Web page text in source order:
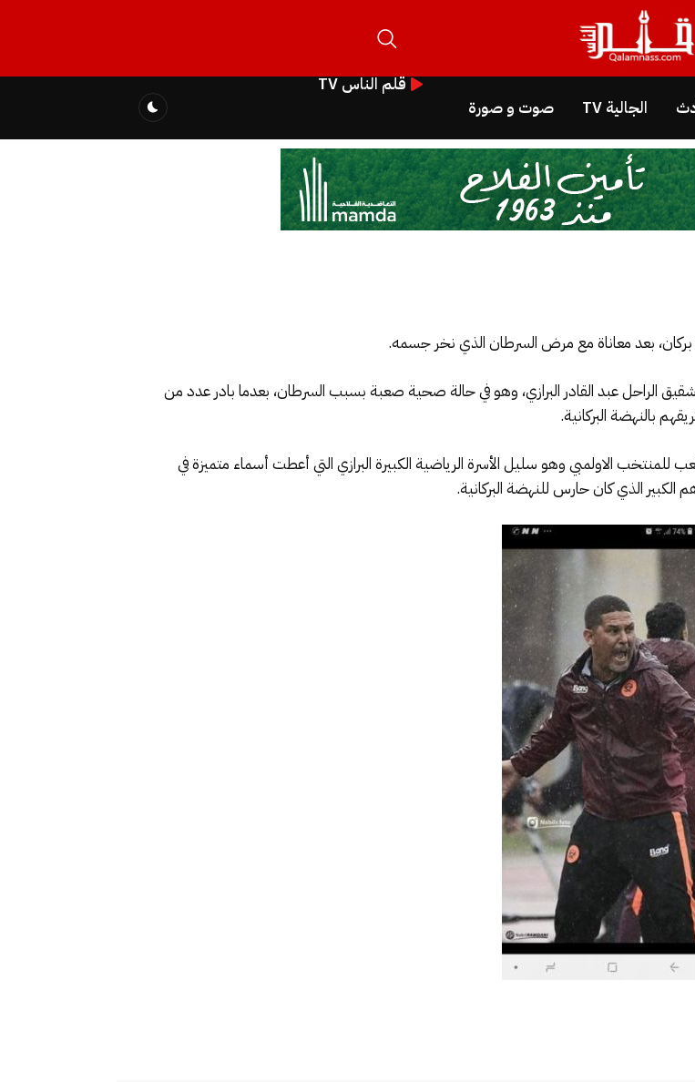
الجالية TV صوت و صورة
قلم الناس TV
بركان، بعد معاناة مع مرض السرطان الذي نخر جسمه.
الراحل عبد القادر البرازي، وهو في حالة صحية صعبة بسبب السرطان، بعدما بادر عدد من
بالنهضة البركانية.
الاولمبي وهو سليل الأسرة الرياضية الكبيرة البرازي التي أعطت أسماء متميزة في
الكبير الذي كان حارس للنهضة البركانية.